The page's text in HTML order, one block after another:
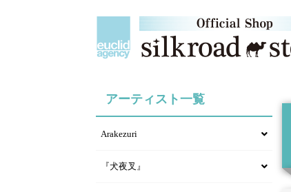
アーティスト一覧
Arakezuri
『犬夜叉』